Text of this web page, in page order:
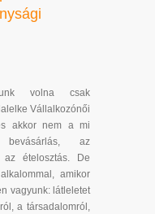
volna csak
Vállalkozónői
akkor nem a mi
az
ételosztás. De
amikor
vagyunk: látleletet
a társadalomról,